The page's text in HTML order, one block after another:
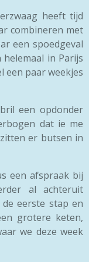
heeft tijd
combineren met
een spoedgeval
in Parijs
een paar weekjes
een opdonder
dat ie me
er butsen in
een afspraak bij
al achteruit
eerste stap en
grotere keten,
we deze week